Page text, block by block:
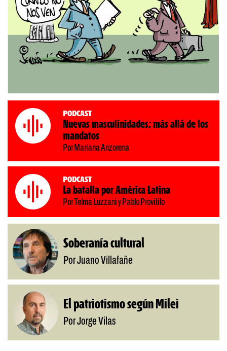
Podcast
Nuevas masculinidades: más allá de los
mandatos
Por Mariana Anzorena
Podcast
La batalla por América Latina
Por Telma Luzzani y Pablo Provitilo
Soberanía cultural
Por Juano Villafañe
El patriotismo según Milei
Por Jorge Vilas